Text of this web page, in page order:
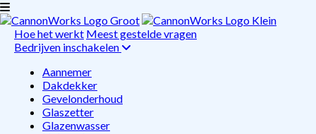
Hoe het werkt Meest gestelde vragen
Bedrijven inschakelen
Aannemer
Dakdekker
Gevelonderhoud
Glaszetter
Glazenwasser